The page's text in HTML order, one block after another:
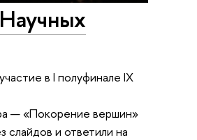
в I полуфинале IX
— «Покорение вершин»
и ответили на